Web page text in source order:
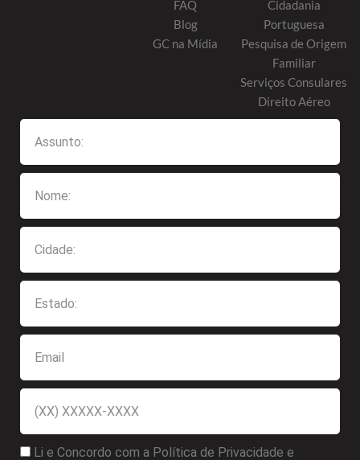
FAQ
Blog
GC na Mídia
Cidadania
Portuguesa
Pesquisa de Origem
Familiar
Serviços Consulares
Direito Aéreo
Li e Concordo com a Política de Privacidade e